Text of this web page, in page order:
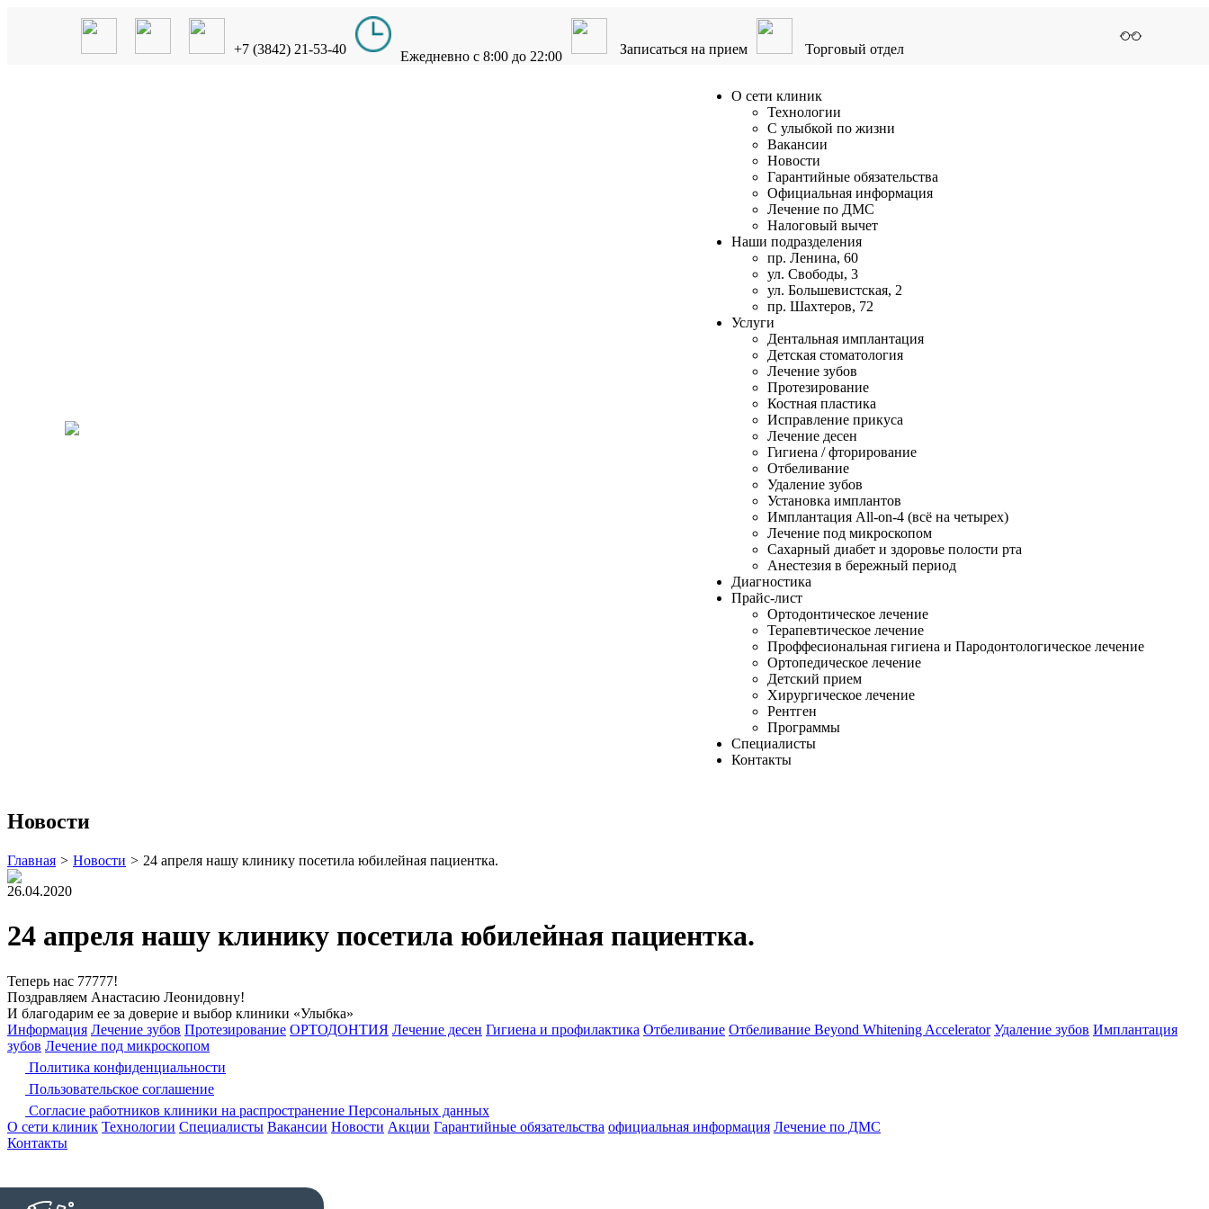
+7 (3842) 21-53-40 Ежедневно с 8:00 до 22:00 Записаться на прием Торговый отдел
О сети клиник
Технологии
С улыбкой по жизни
Вакансии
Новости
Гарантийные обязательства
Официальная информация
Лечение по ДМС
Налоговый вычет
Наши подразделения
пр. Ленина, 60
ул. Свободы, 3
ул. Большевистская, 2
пр. Шахтеров, 72
Услуги
Дентальная имплантация
Детская стоматология
Лечение зубов
Протезирование
Костная пластика
Исправление прикуса
Лечение десен
Гигиена / фторирование
Отбеливание
Удаление зубов
Установка имплантов
Имплантация All-on-4 (всё на четырех)
Лечение под микроскопом
Сахарный диабет и здоровье полости рта
Анестезия в бережный период
Диагностика
Прайс-лист
Ортодонтическое лечение
Терапевтическое лечение
Проффесиональная гигиена и Пародонтологическое лечение
Ортопедическое лечение
Детский прием
Хирургическое лечение
Рентген
Программы
Специалисты
Контакты
Новости
Главная > Новости > 24 апреля нашу клинику посетила юбилейная пациентка. ⠀
26.04.2020
24 апреля нашу клинику посетила юбилейная пациентка. ⠀
Теперь нас 77777! ⠀
Поздравляем Анастасию Леонидовну!
И благодарим ее за доверие и выбор клиники «Улыбка»
Информация Лечение зубов Протезирование ОРТОДОНТИЯ Лечение десен Гигиена и профилактика Отбеливание Отбеливание Beyond Whitening Accelerator Удаление зубов Имплантация
зубов Лечение под микроскопом
Политика конфиденциальности
Пользовательское соглашение
Согласие работников клиники на распространение Персональных данных
О сети клиник Технологии Специалисты Вакансии Новости Акции Гарантийные обязательства официальная информация Лечение по ДМС
Контакты